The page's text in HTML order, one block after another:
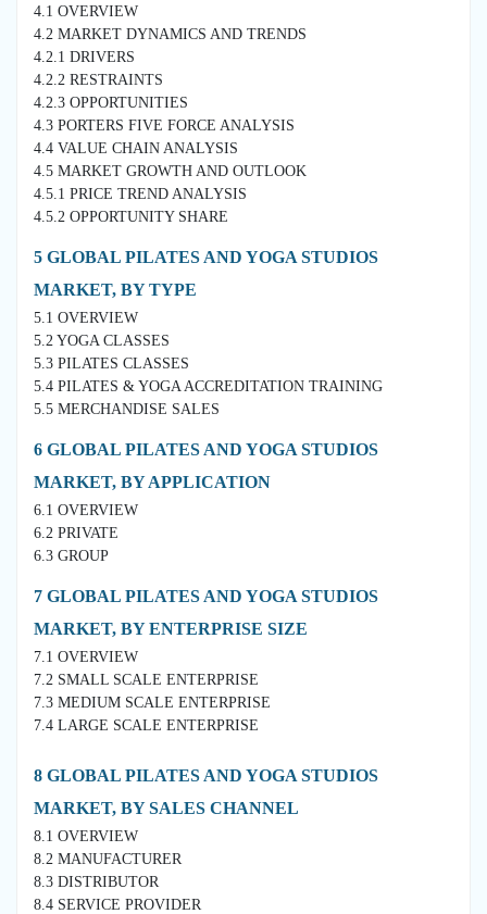
4.1 OVERVIEW
4.2 MARKET DYNAMICS AND TRENDS
4.2.1 DRIVERS
4.2.2 RESTRAINTS
4.2.3 OPPORTUNITIES
4.3 PORTERS FIVE FORCE ANALYSIS
4.4 VALUE CHAIN ANALYSIS
4.5 MARKET GROWTH AND OUTLOOK
4.5.1 PRICE TREND ANALYSIS
4.5.2 OPPORTUNITY SHARE
5 GLOBAL PILATES AND YOGA STUDIOS
MARKET, BY TYPE
5.1 OVERVIEW
5.2 YOGA CLASSES
5.3 PILATES CLASSES
5.4 PILATES & YOGA ACCREDITATION TRAINING
5.5 MERCHANDISE SALES
6 GLOBAL PILATES AND YOGA STUDIOS
MARKET, BY APPLICATION
6.1 OVERVIEW
6.2 PRIVATE
6.3 GROUP
7 GLOBAL PILATES AND YOGA STUDIOS
MARKET, BY ENTERPRISE SIZE
7.1 OVERVIEW
7.2 SMALL SCALE ENTERPRISE
7.3 MEDIUM SCALE ENTERPRISE
7.4 LARGE SCALE ENTERPRISE
8 GLOBAL PILATES AND YOGA STUDIOS
MARKET, BY SALES CHANNEL
8.1 OVERVIEW
8.2 MANUFACTURER
8.3 DISTRIBUTOR
8.4 SERVICE PROVIDER